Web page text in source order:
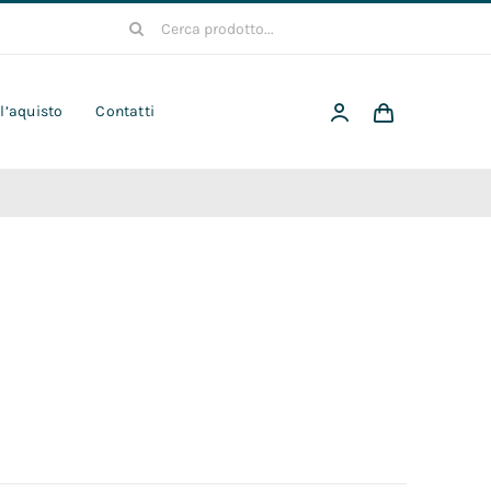
Cerca
Contatti